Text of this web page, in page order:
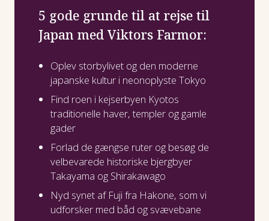
5 gode grunde til at rejse til
Japan med Viktors Farmor:
Oplev storbylivet og den moderne
japanske kultur i neonoplyste Tokyo
Find roen i kejserbyen Kyotos
traditionelle haver, templer og gamle
gader
Forlad de gængse ruter og besøg de
velbevarede historiske bjergbyer
Takayama og Shirakawago
Nyd synet af Fuji fra Hakone, som vi
udforsker med båd og svævebane